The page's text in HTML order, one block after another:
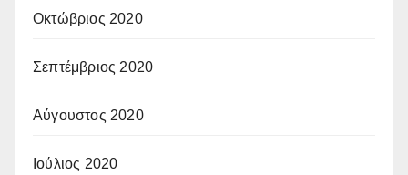
Οκτώβριος 2020
Σεπτέμβριος 2020
Αύγουστος 2020
Ιούλιος 2020